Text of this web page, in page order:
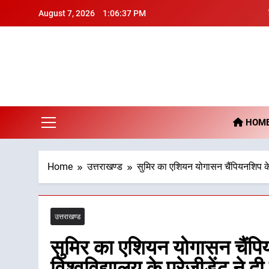
August 7, 2026 1:06:38 PM
Home उत्तराखण्ड सुमिर का एशियन योगासन चैंपियनशिप
उत्तराखण्ड
सुमिर का एशियन योगासन